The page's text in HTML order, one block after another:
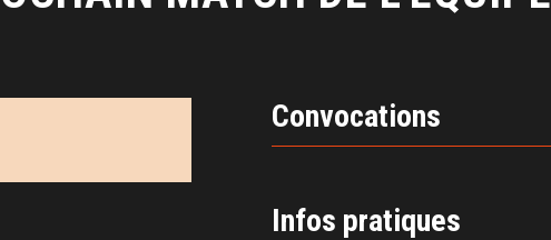
Convocations
Infos pratiques